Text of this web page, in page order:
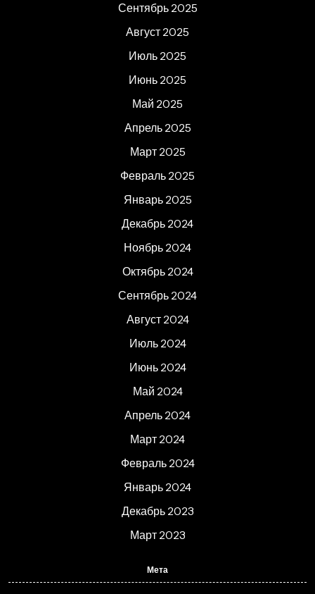
Сентябрь 2025
Август 2025
Июль 2025
Июнь 2025
Май 2025
Апрель 2025
Март 2025
Февраль 2025
Январь 2025
Декабрь 2024
Ноябрь 2024
Октябрь 2024
Сентябрь 2024
Август 2024
Июль 2024
Июнь 2024
Май 2024
Апрель 2024
Март 2024
Февраль 2024
Январь 2024
Декабрь 2023
Март 2023
Мета